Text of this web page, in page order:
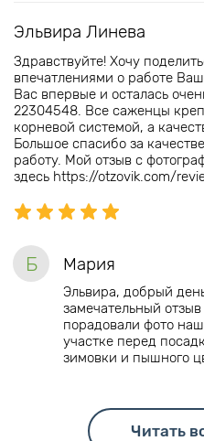
Эльвира Линева
Здравствуйте! Хочу
впечатлениями о работе
Вас впервые и осталась
22304548. Все саженцы
корневой системой, а
Большое спасибо за
работу. Мой отзыв с
здесь https://otzovik.com/
Б Мария
Эльвира, добрый
замечательный
порадовали фото
участке перед
зимовки и пышного
Читать